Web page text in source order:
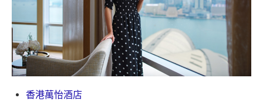
香港萬怡酒店